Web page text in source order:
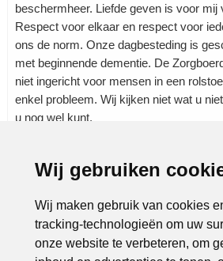
Wij gebruiken
Wij maken gebruik van cookies
tracking-technologieën om uw
onze website te verbeteren, om
beschermheer. Liefde geven is voor mij
Respect voor elkaar en respect voor
ons de norm. Onze dagbesteding is
met beginnende dementie. De
niet ingericht voor mensen in een
enkel probleem. Wij kijken niet wat u
u nog wel kunt.
Rubrieken:Dienstverlening|